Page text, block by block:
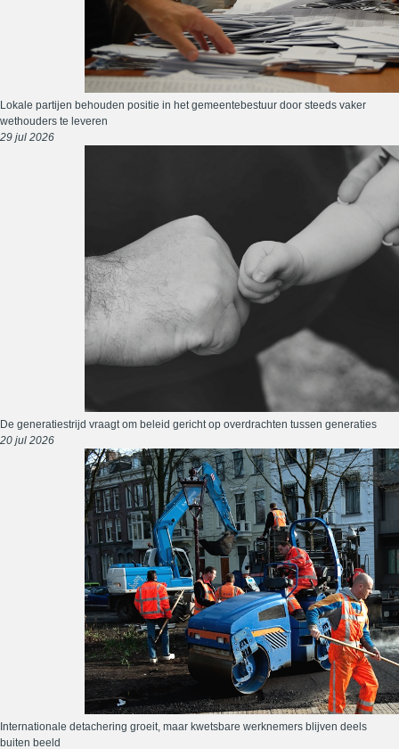
Lokale partijen behouden positie in het gemeentebestuur door steeds vaker
wethouders te leveren
29 jul 2026
De generatiestrijd vraagt om beleid gericht op overdrachten tussen generaties
20 jul 2026
Internationale detachering groeit, maar kwetsbare werknemers blijven deels
buiten beeld